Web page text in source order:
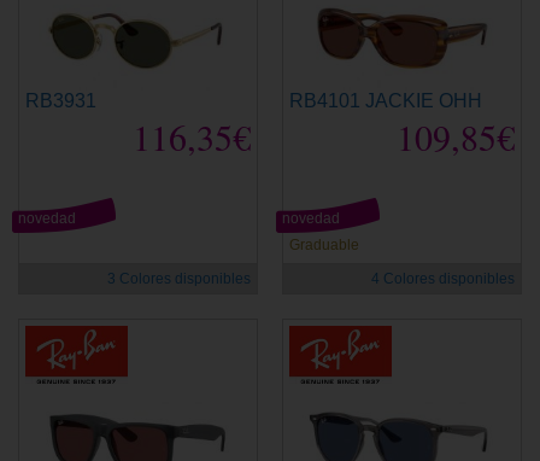
RB3931
116,35€
novedad
3 Colores disponibles
RB4101 JACKIE OHH
109,85€
Graduable
novedad
4 Colores disponibles